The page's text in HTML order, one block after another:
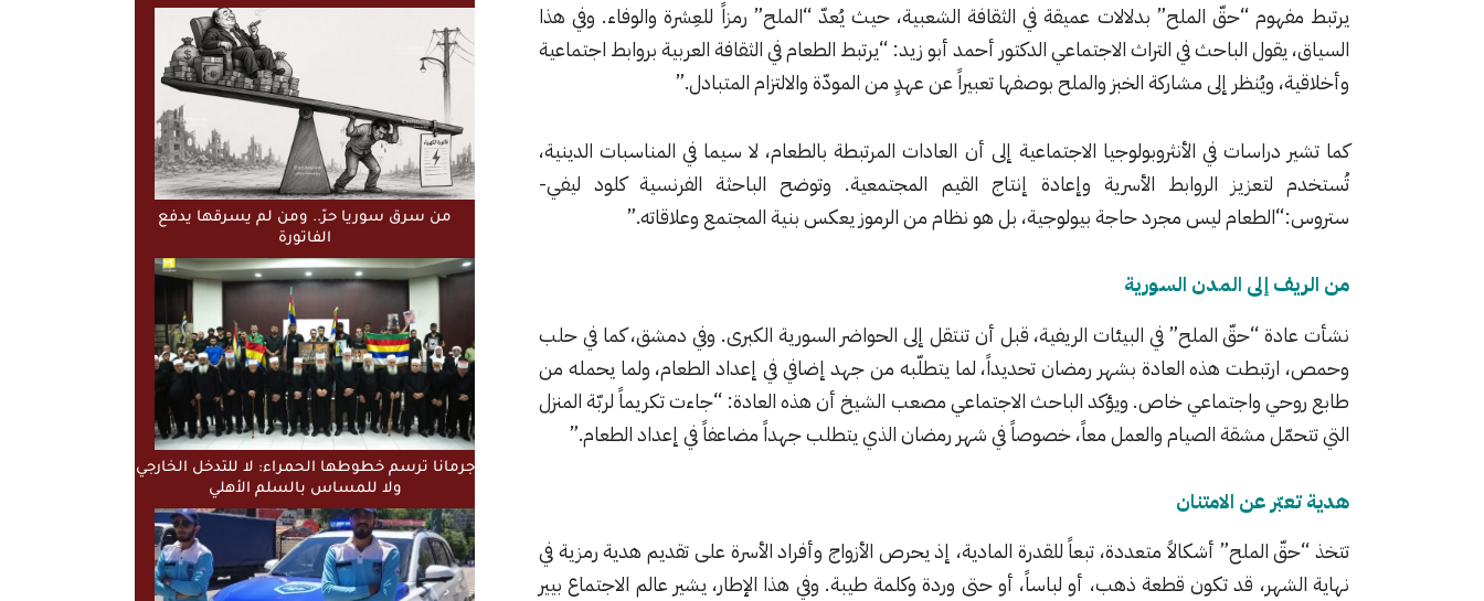
يرتبط مفهوم “حقّ الملح” بدلالات عميقة في الثقافة الشعبية، حيث يُعدّ “الملح” رمزاً للعِشرة والوفاء. وفي هذا
السياق، يقول الباحث في التراث الاجتماعي الدكتور أحمد أبو زيد: “يرتبط الطعام في الثقافة العربية بروابط اجتماعية
وأخلاقية، ويُنظر إلى مشاركة الخبز والملح بوصفها تعبيراً عن عهدٍ من المودّة والالتزام المتبادل.”
كما تشير دراسات في الأنثروبولوجيا الاجتماعية إلى أن العادات المرتبطة بالطعام، لا سيما في المناسبات الدينية،
تُستخدم لتعزيز الروابط الأسرية وإعادة إنتاج القيم المجتمعية. وتوضح الباحثة الفرنسيةكلود ليفي-
ستروس:“الطعام ليس مجرد حاجة بيولوجية، بل هو نظام من الرموز يعكس بنية المجتمع وعلاقاته.”
من الريف إلى المدن السورية
نشأت عادة “حقّ الملح” في البيئات الريفية، قبل أن تنتقل إلى الحواضر السورية الكبرى. وفي دمشق، كما فيحلب
وحمص، ارتبطت هذه العادة بشهر رمضان تحديداً، لما يتطلّبه من جهد إضافي في إعداد الطعام، ولما يحمله من
طابع روحي واجتماعي خاص. ويؤكد الباحث الاجتماعي مصعب الشيخ أن هذه العادة: “جاءت تكريماً لربّة المنزل
التي تتحمّل مشقة الصيام والعمل معاً، خصوصاً في شهر رمضان الذي يتطلب جهداً مضاعفاً في إعداد الطعام.”
هدية تعبّر عن الامتنان
تتخذ “حقّ الملح” أشكالاً متعددة، تبعاً للقدرة المادية، إذ يحرص الأزواج وأفراد الأسرة على تقديم هدية رمزية في
نهاية الشهر، قد تكون قطعة ذهب، أو لباساً، أو حتى وردة وكلمة طيبة. وفي هذا الإطار، يشير عالم الاجتماع بيير
من سرق سوريا حرّ.. ومن لم يسرقها يدفع
الفاتورة
جرمانا ترسم خطوطها الحمراء: لا للتدخل الخارجي
ولا للمساس بالسلم الأهلي